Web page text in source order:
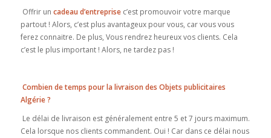
Offrir un cadeau d’entreprisec’est promouvoir votre marque
partout ! Alors, c’est plus avantageux pour vous, car vous vous
ferez connaitre. De plus, Vous rendrez heureux vos clients. Cela
c’est le plus important ! Alors, ne tardez pas !
Combien de temps pour la livraison des Objets publicitaires
Algérie ?
Le délai de livraison est généralement entre 5 et 7 jours maximum.
Cela lorsque nos clients commandent. Oui ! Car dans ce délai nous